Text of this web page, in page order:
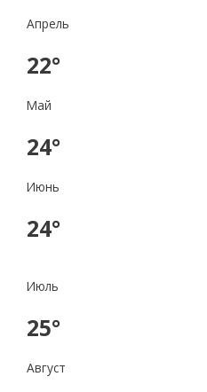
Апрель
22°
Май
24°
Июнь
24°
Июль
25°
Август